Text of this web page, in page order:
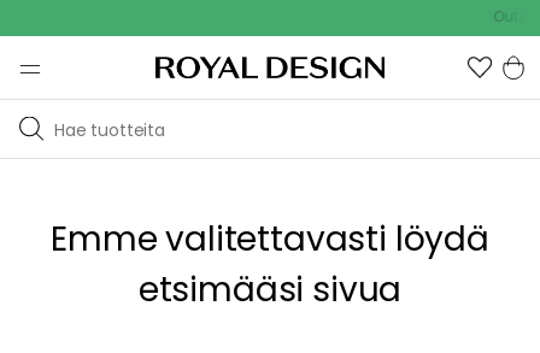
Emme valitettavasti löydä
etsimääsi sivua